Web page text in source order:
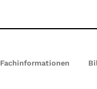
Fachinformationen